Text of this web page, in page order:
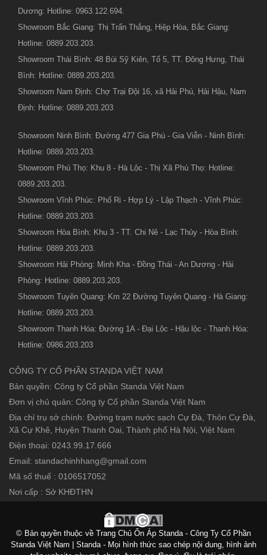
Dương: Hotline: 0963.122.694.
Showroom Bắc Giang: Thị Trấn Thắng, Hiệp Hòa, Bắc Giang:
Hotline: 0889.203.203.
Showroom Thái Bình: 48 Bùi Sỹ Kiên, Tổ 5, TT. Đông Hưng, Thái
Bình: Hotline: 0889.203.203.
Showroom Nam Định: Chợ Trại Đội 16, xã Hải Phú, Hải Hậu, Nam
Định: Hotline: 0889.203.203
Showroom Ninh Bình: Đường 477 Gia Phú - Gia Viễn - Ninh Bình:
Hotline: 0889.203.203.
Showroom Phú Thọ: Khu 8 - Hà Lộc - Thị Xã Phú Thọ: Hotline:
0889.203.203.
Showroom Vĩnh Phúc: Phố Ri - Hợp Lý - Lập Thạch - Vĩnh Phúc:
Hotline: 0889.203.203.
Showroom Hòa Bình: Khu 3 - TT. Chi Nê - Lạc Thủy - Hòa Bình:
Hotline: 0889.203.203.
Showroom Hải Phòng: Minh Kha - Đồng Thái - An Dương - Hải
Phòng: Hotline: 0889.203.203.
Showroom Tuyên Quang: Km 22 Đường Tuyên Quang - Hà Giang:
Hotline: 0889.203.203.
Showroom Thanh Hóa: Đường 1A - Đại Lộc - Hậu lộc - Thanh Hóa:
Hotline: 0986.203.203
CÔNG TY CỔ PHẦN STANDA VIỆT NAM
Bản quyền: Công ty Cổ phần Standa Việt Nam
Đơn vị chủ quản: Công ty Cổ phần Standa Việt Nam
Địa chỉ trụ sở chính: Đường trạm nước sạch Cự Đà, Thôn Cự Đà,
Xã Cự Khê, Huyện Thanh Oai, Thành phố Hà Nội, Việt Nam
Điện thoại: 0243.99.17.666
Email: standachinhhang@gmail.com
Mã số thuế : 0106517052
Nơi cấp : Sở KHĐTHN
© Bản quyền thuộc về Trang Chủ Ổn Áp Standa - Công Ty Cổ Phần
Standa Việt Nam | Standa - Mọi hình thức sao chép nội dung, hình ảnh